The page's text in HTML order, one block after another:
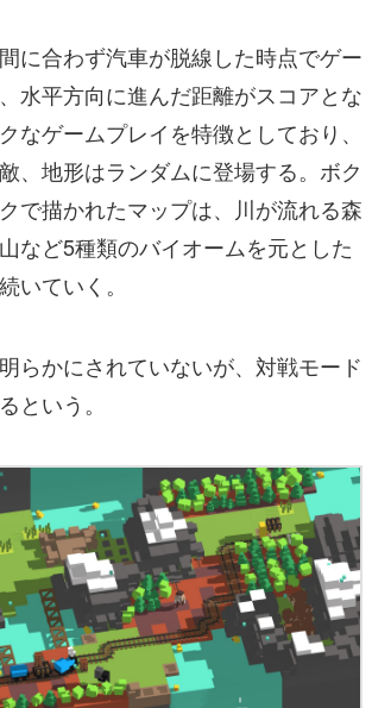
に合わず汽車が脱線した時点でゲー
水平方向に進んだ距離がスコアとな
なゲームプレイを特徴としており、
、地形はランダムに登場する。ボク
で描かれたマップは、川が流れる森
など5種類のバイオームを元とした
いていく。
らかにされていないが、対戦モード
という。